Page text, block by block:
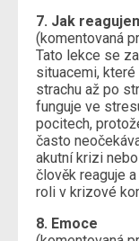
7. Jak
(komentovaná
Tato lekce se
situacemi, které
strachu až po
funguje ve
pocitech,
často
akutní krizi
člověk reaguje
roli v krizové
8. Emoce